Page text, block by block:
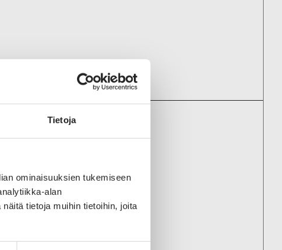
Tietoja
ominaisuuksien tukemiseen
alan
tietoja muihin tietoihin, joita
Oy